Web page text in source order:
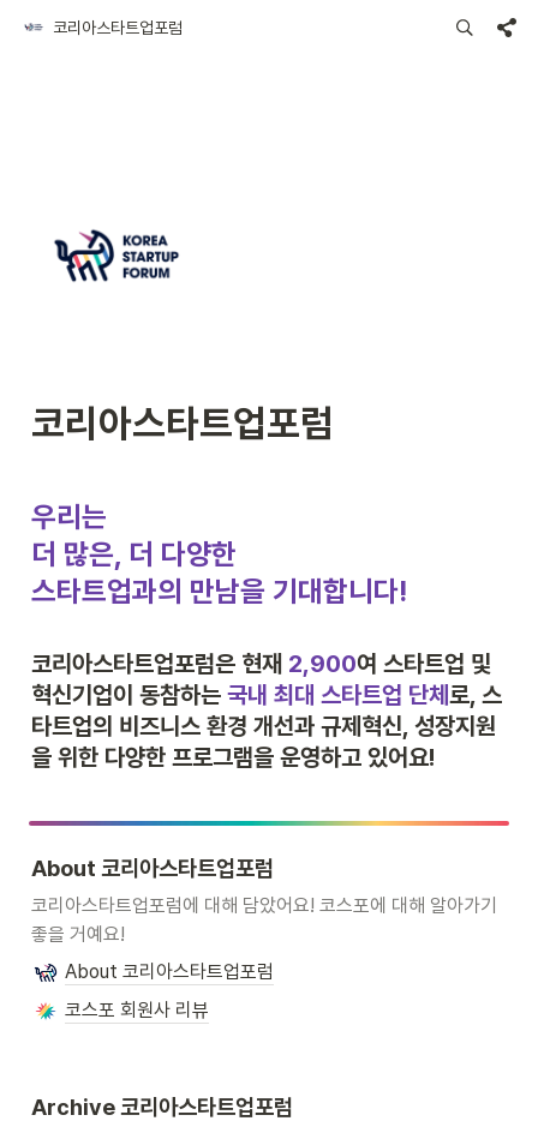
코리아스타트업포럼
코리아스타트업포럼
우리는
더 많은, 더 다양한
스타트업과의 만남을 기대합니다!
코리아스타트업포럼은 현재 2,900여 스타트업 및
혁신기업이 동참하는 국내 최대 스타트업 단체 로, 스
타트업의 비즈니스 환경 개선과 규제혁신, 성장지원
을 위한 다양한 프로그램을 운영하고 있어요!
About 코리아스타트업포럼
코리아스타트업포럼에 대해 담았어요! 코스포에 대해 알아가기
좋을 거예요!
About 코리아스타트업포럼
코스포 회원사 리뷰
Archive 코리아스타트업포럼